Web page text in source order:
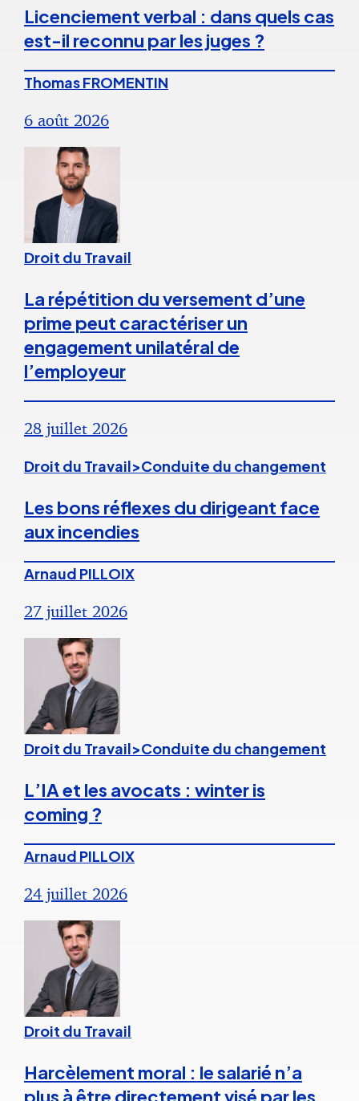
Licenciement verbal : dans quels cas
est-il reconnu par les juges ?
Thomas FROMENTIN
6 août 2026
Droit du Travail
La répétition du versement d’une
prime peut caractériser un
engagement unilatéral de
l’employeur
28 juillet 2026
Droit du Travail>Conduite du changement
Les bons réflexes du dirigeant face
aux incendies
Arnaud PILLOIX
27 juillet 2026
Droit du Travail>Conduite du changement
L’IA et les avocats : winter is
coming ?
Arnaud PILLOIX
24 juillet 2026
Droit du Travail
Harcèlement moral : le salarié n’a
plus à être directement visé par les